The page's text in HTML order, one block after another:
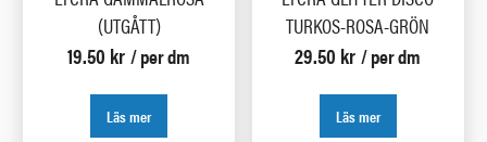
(UTGÅTT)
19.50 kr / per dm
Läs mer
TURKOS-ROSA-GRÖN
29.50 kr / per dm
Läs mer